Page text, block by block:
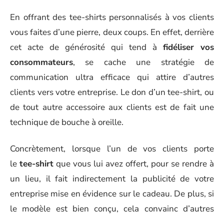
En offrant des tee-shirts personnalisés à vos clients
vous faites d’une pierre, deux coups. En effet, derrière
cet acte de générosité qui tend à fidéliser vos
consommateurs, se cache une stratégie de
communication ultra efficace qui attire d’autres
clients vers votre entreprise. Le don d’un tee-shirt, ou
de tout autre accessoire aux clients est de fait une
technique de bouche à oreille.
Concrètement, lorsque l’un de vos clients porte
le tee-shirt que vous lui avez offert, pour se rendre à
un lieu, il fait indirectement la publicité de votre
entreprise mise en évidence sur le cadeau. De plus, si
le modèle est bien conçu, cela convainc d’autres